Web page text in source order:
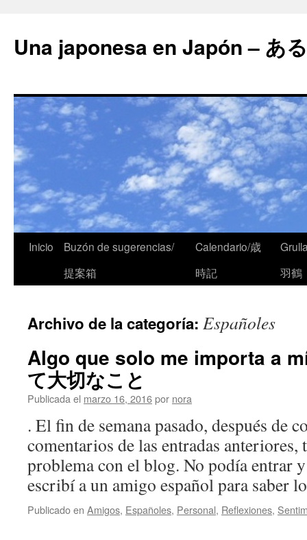
Una japonesa en Japón – あ
Inicio
Buzón de sugerencias/
提案箱
Calendario/歳
時記
羽鶴
Archivo de la categoría: Españoles
Algo que solo me importa a
て大切なこと
Publicada el marzo 16, 2016por nora
. El fin de semana pasado, después de
comentarios de las entradas anteriores,
problema con el blog. No podía entrar
escribí a un amigo español para
Publicado en Amigos, Españoles, Personal, Reflexiones,